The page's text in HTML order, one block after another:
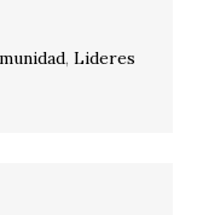
, Lideres